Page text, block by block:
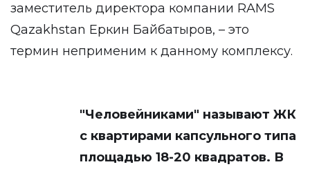
заместитель директора компании RAMS
Qazakhstan Еркин Байбатыров, – это
термин неприменим к данному комплексу.
"Человейниками" называют ЖК
с квартирами капсульного типа
площадью 18-20 квадратов. В